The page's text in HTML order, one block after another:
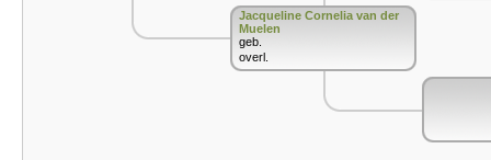
Jacqueline Cornelia van der
Muelen
geb.
overl.